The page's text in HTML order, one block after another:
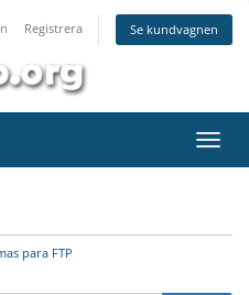
Registrera Se kundvagnen
Växla
para FTP